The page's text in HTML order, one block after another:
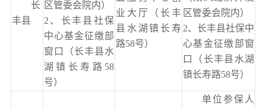
长
丰县
区管委会院内）
2、长丰县社保
中心基金征缴部
窗口（长丰县水
湖镇长寿路58
号）
业大厅（长丰
县水湖镇长寿
路58号）
区管委会院内）
2、长丰县社保中
心基金征缴部窗
口（长丰县水湖
镇长寿路58号）
单位参保人